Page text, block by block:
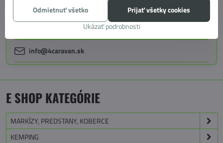
+421 905 531 966
info@4caravan.sk
E SHOP KATEGÓRIE
MARKÍZY, PREDSTANY, KOBERCE
KEMPING
Ukázať podrobnosti
Prijať všetky cookies
Odmietnuť všetko